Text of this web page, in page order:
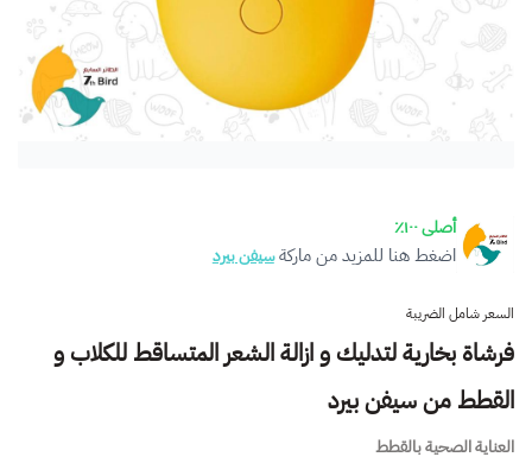
أصلى ١٠٠٪
اضغط هنا للمزيد من ماركةسيفن بيرد
السعر شامل الضريبة
فرشاة بخارية لتدليك و ازالة الشعر المتساقط للكلاب و
القطط من سيفن بيرد
العناية الصحية بالقطط